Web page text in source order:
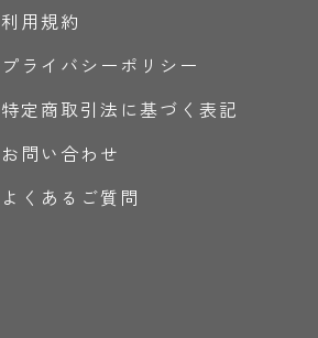
利用規約
プライバシーポリシー
特定商取引法に基づく表記
お問い合わせ
よくあるご質問